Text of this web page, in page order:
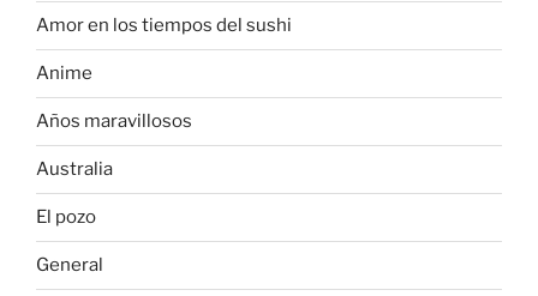
Amor en los tiempos del sushi
Anime
Años maravillosos
Australia
El pozo
General